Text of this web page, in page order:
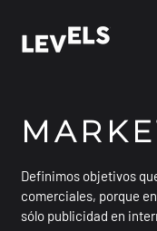
Definimos objetivos
comerciales, porque
sólo publicidad en